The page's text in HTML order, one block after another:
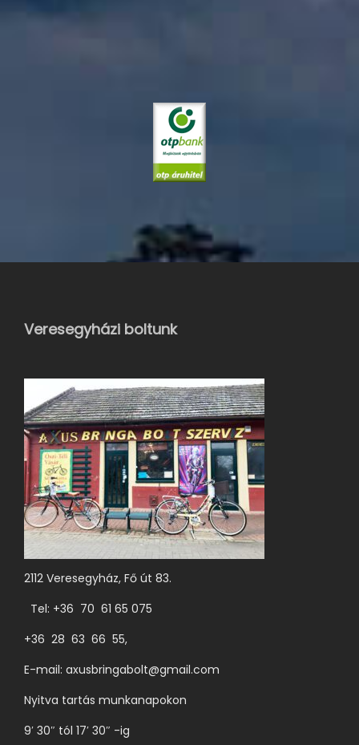
Veresegyházi boltunk
2112 Veresegyház, Fő út 83.
Tel: +36 70 61 65 075
+36 28 63 66 55,
E-mail: axusbringabolt@gmail.com
Nyitva tartás munkanapokon
9′ 30″ tól 17′ 30″ -ig